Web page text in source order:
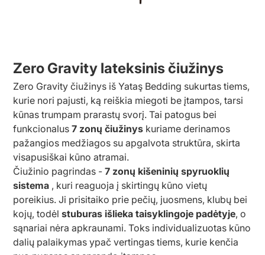
Zero Gravity lateksinis čiužinys
Zero Gravity čiužinys iš Yataş Bedding sukurtas tiems,
kurie nori pajusti, ką reiškia miegoti be įtampos, tarsi
kūnas trumpam prarastų svorį. Tai patogus bei
funkcionalus7 zonų čiužinys kuriame derinamos
pažangios medžiagos su apgalvota struktūra, skirta
visapusiškai kūno atramai.
Čiužinio pagrindas - 7 zonų kišeninių spyruoklių
sistema , kuri reaguoja į skirtingų kūno vietų
poreikius. Ji prisitaiko prie pečių, juosmens, klubų bei
kojų, todėlstuburas išlieka taisyklingoje padėtyje, o
sąnariai nėra apkraunami. Toks individualizuotas kūno
dalių palaikymas ypač vertingas tiems, kurie kenčia